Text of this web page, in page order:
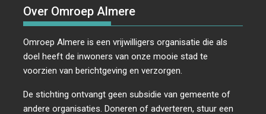
Over Omroep Almere
Omroep Almere is een vrijwilligers organisatie die als
doel heeft de inwoners van onze mooie stad te
voorzien van berichtgeving en verzorgen.
De stichting ontvangt geen subsidie van gemeente of
andere organisaties. Doneren of adverteren, stuur een